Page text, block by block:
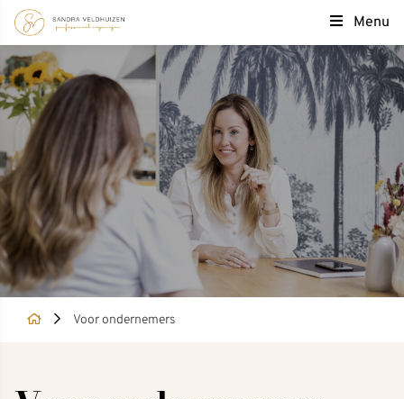
Menu
Voor ondernemers